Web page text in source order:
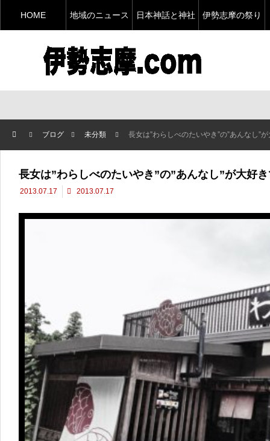
HOME 地域のニュース 日本神話と神社 伊勢志摩の祭り
ブログ 未分類 長女は”わらしべのたいやき”の”あんなし”
長女は”わらしべのたいやき”の”あんなし”が大好
2013.07.17 2013.07.17